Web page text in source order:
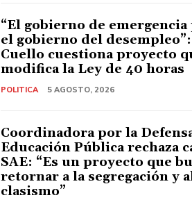
“El gobierno de emergencia
el gobierno del
Cuello cuestiona proyecto
modifica la Ley de 40 horas
POLITICA 5 AGOSTO, 2026
Coordinadora por la
Educación Pública rechaza
SAE: “Es un proyecto que
retornar a la segregación y
clasismo”